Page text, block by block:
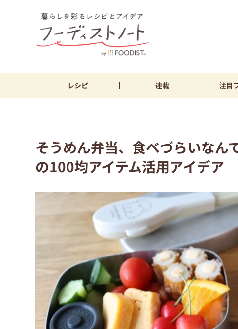
レシピ 連載 注目
そうめん弁当、食べづらいなん
の100均アイテム活用アイデア